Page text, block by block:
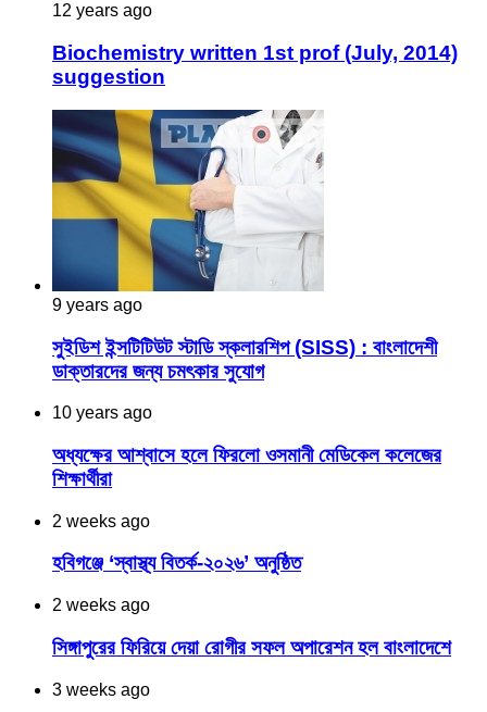
12 years ago
Biochemistry written 1st prof (July, 2014)
suggestion
9 years ago
সুইডিশ ইন্সটিটিউট স্টাডি স্কলারশিপ (SISS) : বাংলাদেশী
ডাক্তারদের জন্য চমৎকার সুযোগ
10 years ago
অধ্যক্ষের আশ্বাসে হলে ফিরলো ওসমানী মেডিকেল কলেজের
শিক্ষার্থীরা
2 weeks ago
হবিগঞ্জে ‘স্বাস্থ্য বিতর্ক-২০২৬’ অনুষ্ঠিত
2 weeks ago
সিঙ্গাপুরের ফিরিয়ে দেয়া রোগীর সফল অপারেশন হল বাংলাদেশে
3 weeks ago